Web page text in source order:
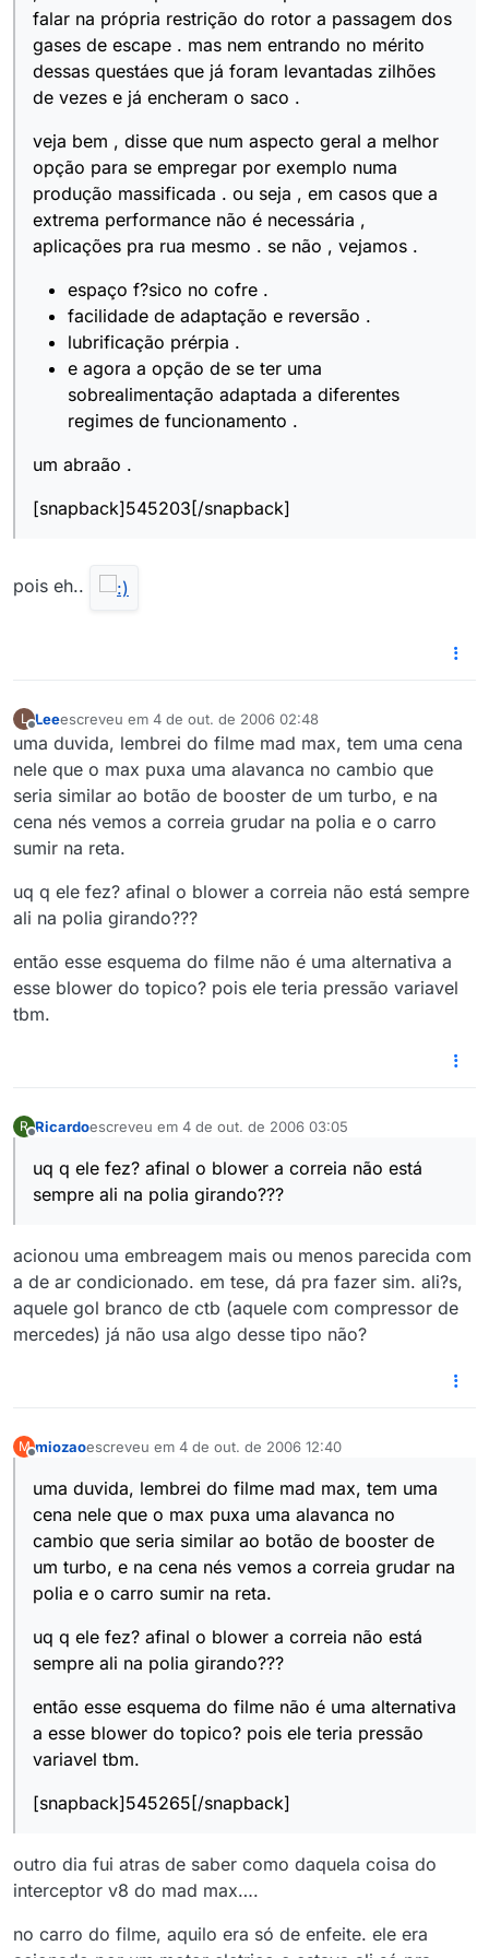
falar na própria restrição do rotor a passagem dos
gases de escape . mas nem entrando no mérito
dessas questáes que já foram levantadas zilhões
de vezes e já encheram o saco .
veja bem , disse que num aspecto geral a melhor
opção para se empregar por exemplo numa
produção massificada . ou seja , em casos que a
extrema performance não é necessária ,
aplicações pra rua mesmo . se não , vejamos .
espaço f?sico no cofre .
facilidade de adaptação e reversão .
lubrificação prérpia .
e agora a opção de se ter uma
sobrealimentação adaptada a diferentes
regimes de funcionamento .
um abraão .
[snapback]545203[/snapback]
pois eh..
L
Offline
Leeescreveu em 4 de out. de 2006 02:48
última edição por
uma duvida, lembrei do filme mad max, tem uma cena
nele que o max puxa uma alavanca no cambio que
seria similar ao botão de booster de um turbo, e na
cena nés vemos a correia grudar na polia e o carro
sumir na reta.
uq q ele fez? afinal o blower a correia não está sempre
ali na polia girando???
então esse esquema do filme não é uma alternativa a
esse blower do topico? pois ele teria pressão variavel
tbm.
R Ricardoescreveu em 4 de out. de 2006 03:05
última edição por
uq q ele fez? afinal o blower a correia não está
sempre ali na polia girando???
acionou uma embreagem mais ou menos parecida com
a de ar condicionado. em tese, dá pra fazer sim. ali?s,
aquele gol branco de ctb (aquele com compressor de
mercedes) já não usa algo desse tipo não?
M miozaoescreveu em 4 de out. de 2006 12:40
última edição por
uma duvida, lembrei do filme mad max, tem uma
cena nele que o max puxa uma alavanca no
cambio que seria similar ao botão de booster de
um turbo, e na cena nés vemos a correia grudar na
polia e o carro sumir na reta.
uq q ele fez? afinal o blower a correia não está
sempre ali na polia girando???
então esse esquema do filme não é uma alternativa
a esse blower do topico? pois ele teria pressão
variavel tbm.
[snapback]545265[/snapback]
outro dia fui atras de saber como daquela coisa do
interceptor v8 do mad max….
no carro do filme, aquilo era só de enfeite. ele era